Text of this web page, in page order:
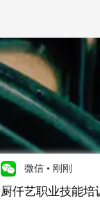
微信 • 刚刚
厨仟艺职业技能培